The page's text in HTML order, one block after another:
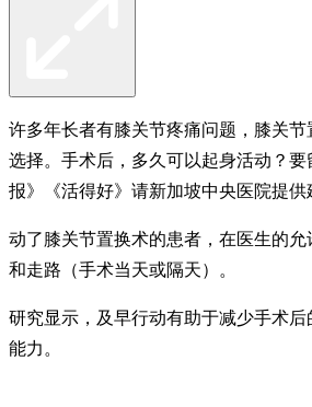
许多年长者有膝关节疼痛问题，膝关
选择。手术后，多久可以起身活动？要
报》《活得好》请新加坡中央医院提供
动了膝关节置换术的患者，在医生的
和走路（手术当天或隔天）。
研究显示，及早行动有助于减少手术
能力。